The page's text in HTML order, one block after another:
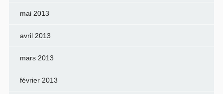
mai 2013
avril 2013
mars 2013
février 2013